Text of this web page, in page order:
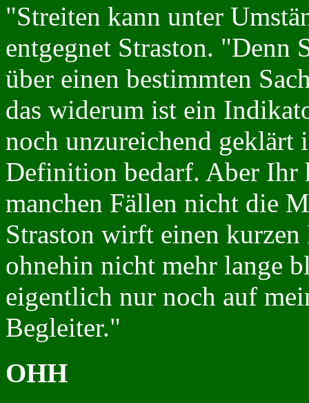
"Streiten kann unter
entgegnet Straston. "Denn
über einen bestimmten
das widerum ist ein
noch unzureichend geklärt
Definition bedarf. Aber Ihr
manchen Fällen nicht die
Straston wirft einen
ohnehin nicht mehr lange
eigentlich nur noch auf
Begleiter."
OHH